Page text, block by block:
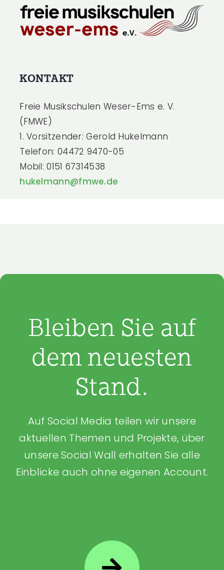
KONTAKT
Freie Musikschulen Weser-Ems e. V.
(FMWE)
1. Vorsitzender: Gerold Hukelmann
Telefon: 04472 9470-05
Mobil: 0151 67314538
hukelmann@fmwe.de
Bleiben Sie auf
dem neuesten
Stand.
Auf Social Media teilen wir unsere
aktuellen Themen und Projekte, über
unsere Social Wall erhalten Sie alle
Einblicke auch ohne eigenen Account.